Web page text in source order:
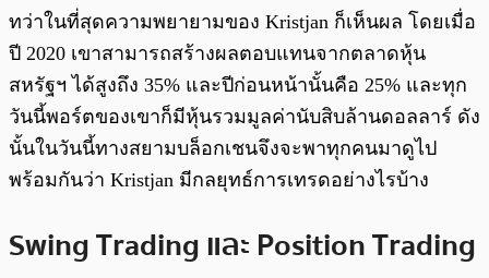
ทว่าในที่สุดความพยายามของ Kristjan ก็เห็นผล โดยเมื่อ
ปี 2020 เขาสามารถสร้างผลตอบแทนจากตลาดหุ้น
สหรัฐฯ ได้สูงถึง 35% และปีก่อนหน้านั้นคือ 25% และทุก
วันนี้พอร์ตของเขาก็มีหุ้นรวมมูลค่านับสิบล้านดอลลาร์ ดัง
นั้นในวันนี้ทางสยามบล็อกเชนจึงจะพาทุกคนมาดูไป
พร้อมกันว่า Kristjan มีกลยุทธ์การเทรดอย่างไรบ้าง
Swing Trading และ Position Trading